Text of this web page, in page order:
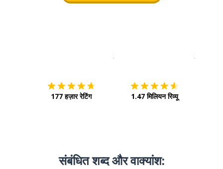
इस पर डाउनलोड करें ऐप स्टोर
177 हज़ार रेटिंग
इसे चालू
1.47 मिलियन रिव्यू
संबंधित शब्द और वाक्‍यांश: